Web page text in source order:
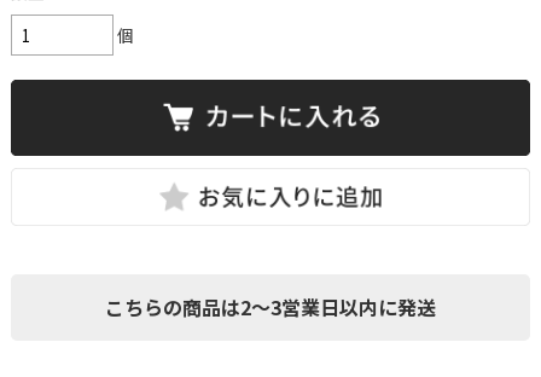
個
こちらの商品は2～3営業日以内に発送